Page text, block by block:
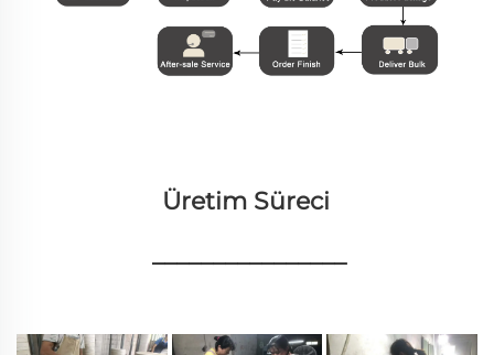
Üretim Süreci
________________